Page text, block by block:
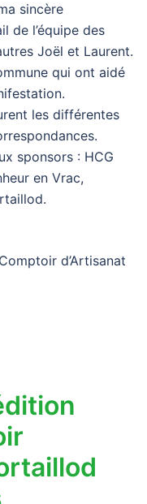
sincère
de l’équipe des
Joël et Laurent.
qui ont aidé
les différentes
sponsors : HCG
en Vrac,
d’Artisanat